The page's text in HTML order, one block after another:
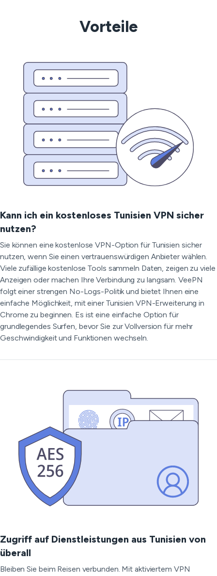
Vorteile
Kann ich ein kostenloses Tunisien VPN sicher
nutzen?
Sie können eine kostenlose VPN-Option für Tunisien sicher
nutzen, wenn Sie einen vertrauenswürdigen Anbieter wählen.
Viele zufällige kostenlose Tools sammeln Daten, zeigen zu viele
Anzeigen oder machen Ihre Verbindung zu langsam. VeePN
folgt einer strengen No-Logs-Politik und bietet Ihnen eine
einfache Möglichkeit, mit einer Tunisien VPN-Erweiterung in
Chrome zu beginnen. Es ist eine einfache Option für
grundlegendes Surfen, bevor Sie zur Vollversion für mehr
Geschwindigkeit und Funktionen wechseln.
Zugriff auf Dienstleistungen aus Tunisien von
überall
Bleiben Sie beim Reisen verbunden. Mit aktiviertem VPN